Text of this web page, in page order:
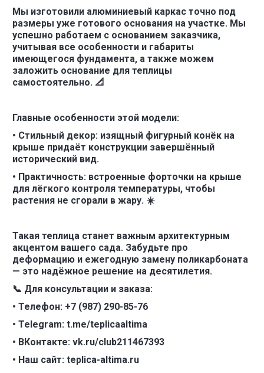
Мы изготовили алюминиевый каркас точно под
размеры уже готового основания на участке. Мы
успешно работаем с основанием заказчика,
учитывая все особенности и габариты
имеющегося фундамента, а также можем
заложить основание для теплицы
самостоятельно. 📐
Главные особенности этой модели:
• Стильный декор: изящный фигурный конёк на
крыше придаёт конструкции завершённый
исторический вид.
• Практичность: встроенные форточки на крыше
для лёгкого контроля температуры, чтобы
растения не сгорали в жару. ☀️
Такая теплица станет важным архитектурным
акцентом вашего сада. Забудьте про
деформацию и ежегодную замену поликарбоната
— это надёжное решение на десятилетия.
📞 Для консультации и заказа:
• Телефон: +7 (987) 290-85-76
• Telegram: t.me/teplicaaltima
• ВКонтакте: vk.ru/club211467393
• Наш сайт: teplica-altima.ru